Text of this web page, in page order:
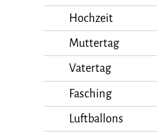
Hochzeit
Muttertag
Vatertag
Fasching
Luftballons